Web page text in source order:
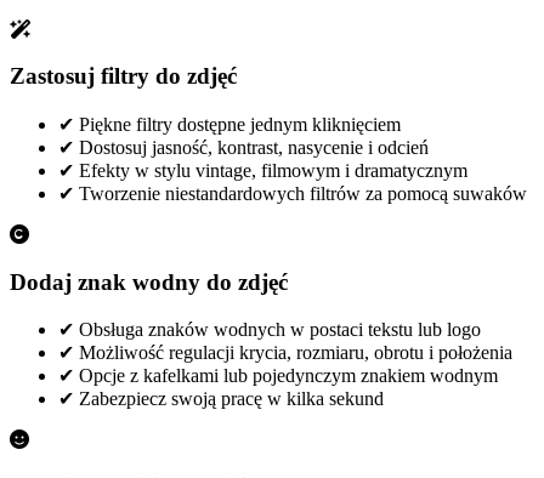
Zastosuj filtry do zdjęć
✔ Piękne filtry dostępne jednym kliknięciem
✔ Dostosuj jasność, kontrast, nasycenie i odcień
✔ Efekty w stylu vintage, filmowym i dramatycznym
✔ Tworzenie niestandardowych filtrów za pomocą suwaków
Dodaj znak wodny do zdjęć
✔ Obsługa znaków wodnych w postaci tekstu lub logo
✔ Możliwość regulacji krycia, rozmiaru, obrotu i położenia
✔ Opcje z kafelkami lub pojedynczym znakiem wodnym
✔ Zabezpiecz swoją pracę w kilka sekund